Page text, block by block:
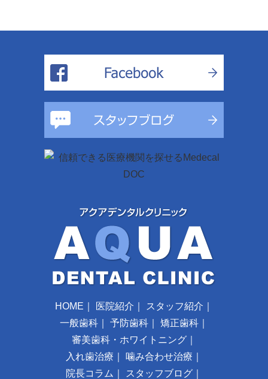
HOME 医院紹介 スタッフ紹介
一般歯科
予防歯科 矯正歯科
審美歯科・ホワイトニング
入れ歯治療
噛み合わせ治療
院長コラム
スタッフブログ